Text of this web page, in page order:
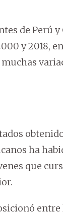
de Perú
y 2018,
ha
que
entre